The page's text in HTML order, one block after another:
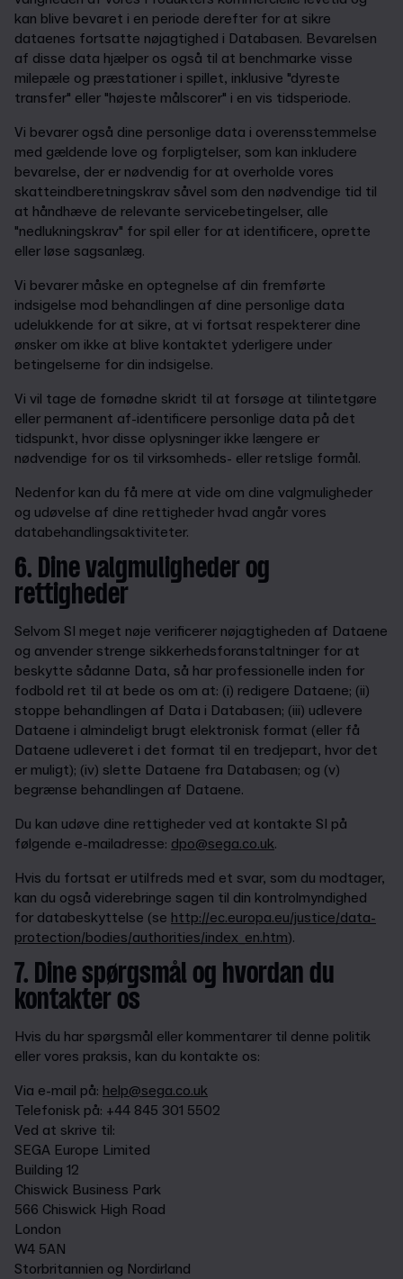
kan blive bevaret i en periode derefter for at sikre
dataenes fortsatte nøjagtighed i Databasen. Bevarelsen
af disse data hjælper os også til at benchmarke visse
milepæle og præstationer i spillet, inklusive "dyreste
transfer" eller "højeste målscorer" i en vis tidsperiode.
Vi bevarer også dine personlige data i overensstemmelse
med gældende love og forpligtelser, som kan inkludere
bevarelse, der er nødvendig for at overholde vores
skatteindberetningskrav såvel som den nødvendige tid til
at håndhæve de relevante servicebetingelser, alle
"nedlukningskrav" for spil eller for at identificere, oprette
eller løse sagsanlæg.
Vi bevarer måske en optegnelse af din fremførte
indsigelse mod behandlingen af dine personlige data
udelukkende for at sikre, at vi fortsat respekterer dine
ønsker om ikke at blive kontaktet yderligere under
betingelserne for din indsigelse.
Vi vil tage de fornødne skridt til at forsøge at tilintetgøre
eller permanent af-identificere personlige data på det
tidspunkt, hvor disse oplysninger ikke længere er
nødvendige for os til virksomheds- eller retslige formål.
Nedenfor kan du få mere at vide om dine valgmuligheder
og udøvelse af dine rettigheder hvad angår vores
databehandlingsaktiviteter.
6. Dine valgmuligheder og
rettigheder
Selvom SI meget nøje verificerer nøjagtigheden af Dataene
og anvender strenge sikkerhedsforanstaltninger for at
beskytte sådanne Data, så har professionelle inden for
fodbold ret til at bede os om at: (i) redigere Dataene; (ii)
stoppe behandlingen af Data i Databasen; (iii) udlevere
Dataene i almindeligt brugt elektronisk format (eller få
Dataene udleveret i det format til en tredjepart, hvor det
er muligt); (iv) slette Dataene fra Databasen; og (v)
begrænse behandlingen af Dataene.
Du kan udøve dine rettigheder ved at kontakte SI på
følgende e-mailadresse: dpo@sega.co.uk.
Hvis du fortsat er utilfreds med et svar, som du modtager,
kan du også viderebringe sagen til din kontrolmyndighed
for databeskyttelse (se http://ec.europa.eu/justice/data-
protection/bodies/authorities/index_en.htm).
7. Dine spørgsmål og hvordan du
kontakter os
Hvis du har spørgsmål eller kommentarer til denne politik
eller vores praksis, kan du kontakte os:
Via e-mail på: help@sega.co.uk
Telefonisk på: +44 845 301 5502
Ved at skrive til:
SEGA Europe Limited
Building 12
Chiswick Business Park
566 Chiswick High Road
London
W4 5AN
Storbritannien og Nordirland